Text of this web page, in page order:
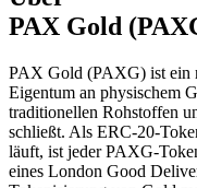
PAX Gold
PAX Gold (PAXG) ist ein
Eigentum an physischem
traditionellen Rohstoffen
schließt. Als ERC-20-
läuft, ist jeder PAXG-
eines London Good